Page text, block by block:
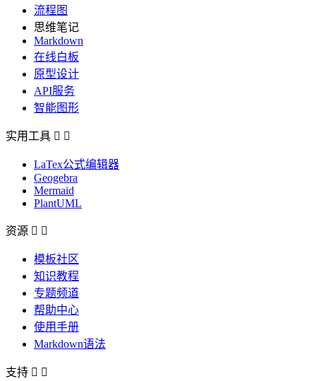
流程图
思维笔记
Markdown
在线白板
原型设计
API服务
智能图形
实用工具  
LaTex公式编辑器
Geogebra
Mermaid
PlantUML
资源  
模板社区
知识教程
专题频道
帮助中心
使用手册
Markdown语法
支持  